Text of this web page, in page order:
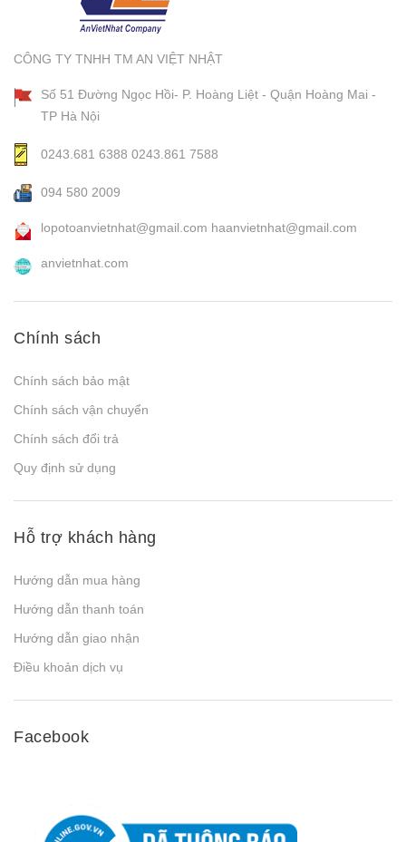
CÔNG TY TNHH TM AN VIỆT NHẬT
Số 51 Đường Ngọc Hồi- P. Hoàng Liệt - Quận Hoàng Mai -
TP Hà Nội
0243.681 6388 0243.861 7588
094 580 2009
lopotoanvietnhat@gmail.com haanvietnhat@gmail.com
anvietnhat.com
Chính sách
Chính sách bảo mật
Chính sách vận chuyển
Chính sách đổi trả
Quy định sử dụng
Hỗ trợ khách hàng
Hướng dẫn mua hàng
Hướng dẫn thanh toán
Hướng dẫn giao nhận
Điều khoản dịch vụ
Facebook